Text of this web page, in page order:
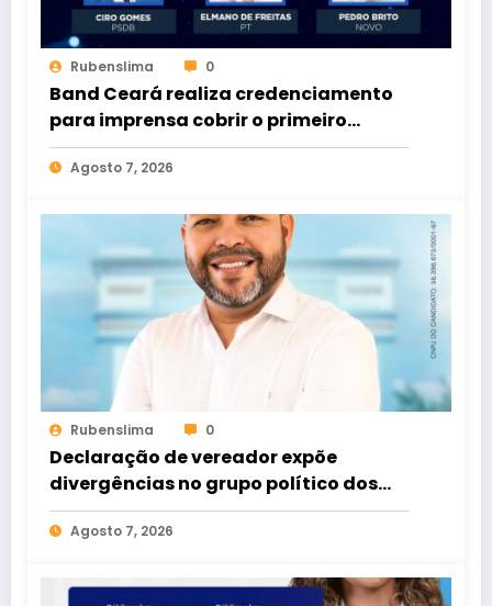
Rubenslima 0
Band Ceará realiza credenciamento
para imprensa cobrir o primeiro
debate entre candidatos ao Governo
do Estado
Agosto 7, 2026
Rubenslima 0
Declaração de vereador expõe
divergências no grupo político dos
Rodrigues
Agosto 7, 2026